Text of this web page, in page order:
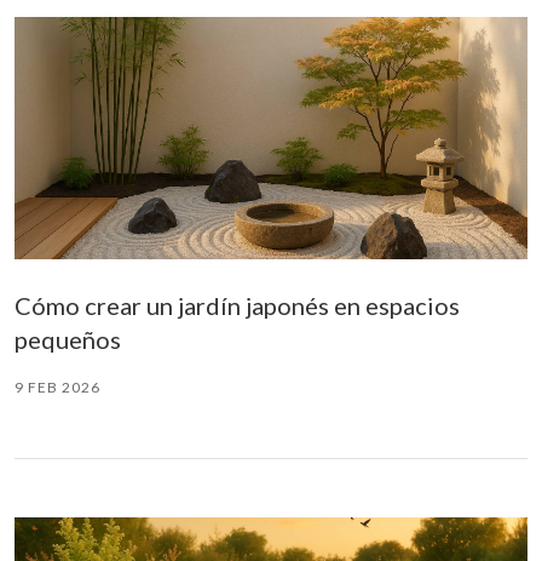
Cómo crear un jardín japonés en espacios
pequeños
9 FEB 2026